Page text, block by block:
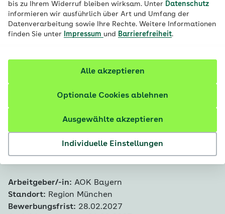
bis zu Ihrem Widerruf bleiben wirksam. Unter Datenschutz
informieren wir ausführlich über Art und Umfang der
Datenverarbeitung sowie Ihre Rechte. Weitere Informationen
finden Sie unter
Impressum und Barrierefreiheit.
Individuelle Einstellungen
Ausgewählte akzeptieren
Optionale Cookies ablehnen
Alle akzeptieren
Jetzt bewerben
Übersicht
Arbeitgeber/-in: AOK Bayern
Standort: Region München
Bewerbungsfrist: 28.02.2027